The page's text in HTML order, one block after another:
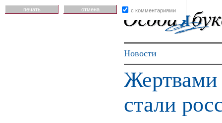
Новости
Жертвами
стали
печать отмена с комментариями